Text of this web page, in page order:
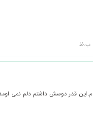
قدر دوسش داشتم دلم نمی